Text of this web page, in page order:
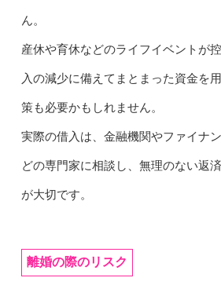
ん。
産休や育休などのライフイベントが
入の減少に備えてまとまった資金を
策も必要かもしれません。
実際の借入は、金融機関やファイナ
どの専門家に相談し、無理のない返
が大切です。
離婚の際のリスク